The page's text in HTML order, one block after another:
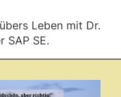
Leben mit Dr.
SAP SE.